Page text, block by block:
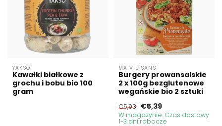
YAKSO
Kawałki białkowe z
grochu i bobu bio 100
gram
MA VIE SANS
Burgery prowansalskie
2 x 100g bezglutenowe
wegańskie bio 2 sztuki
€5,93 €5,39
W magazynie. Czas dostawy
1-3 dni robocze